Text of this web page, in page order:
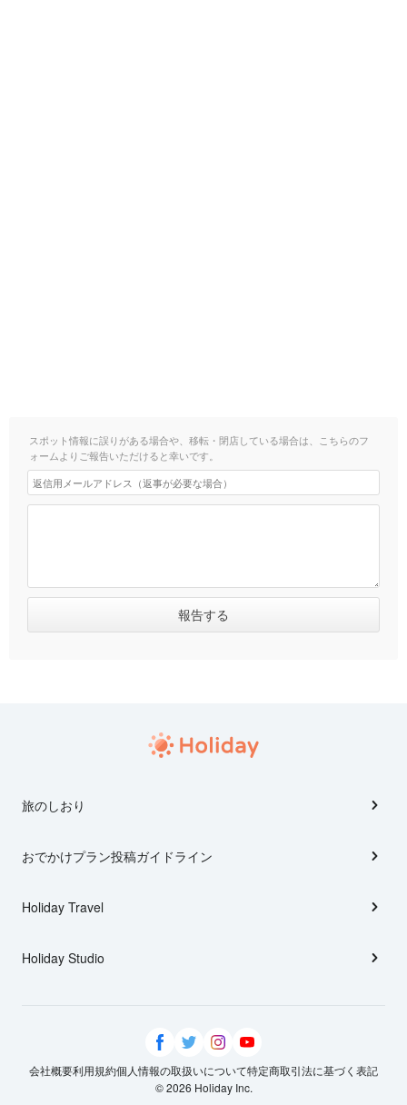
スポット情報に誤りがある場合や、移転・閉店している場合は、こちらのフ
ォームよりご報告いただけると幸いです。
旅のしおり
おでかけプラン投稿ガイドライン
Holiday Travel
Holiday Studio
会社概要利用規約個人情報の取扱いについて特定商取引法に基づく表記
© 2026 Holiday Inc.